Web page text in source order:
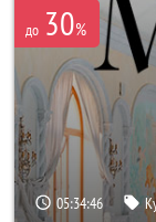
до 30%
05:34:45